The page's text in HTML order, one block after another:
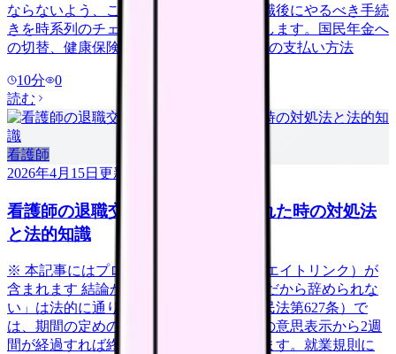
ならないよう、この記事では看護師が退職後にやるべき手続
きを時系列のチェックリスト形式で整理します。国民年金へ
の切替、健康保険の3つの選択肢、住民税の支払い方法
10分
0
読む
看護師
2026年4月15日 更新
看護師の退職交渉術｜引き止められた時の対処法
と法的知識
※ 本記事にはプロモーション（アフィリエイトリンク）が
含まれます 結論から言うと、「人手不足だから辞められな
い」は法的に通りません。日本の法律（民法第627条）で
は、期間の定めのない雇用契約は、退職の意思表示から2週
間が経過すれば終了すると定められています。就業規則に